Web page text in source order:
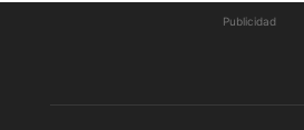
Publicidad